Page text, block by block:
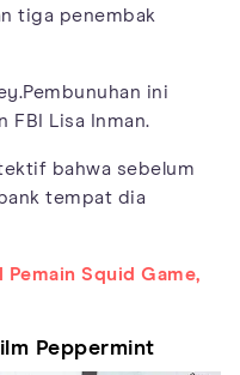
tiga penembak
ini
FBI Lisa Inman.
bahwa sebelum
tempat dia
Squid Game,
Peppermint